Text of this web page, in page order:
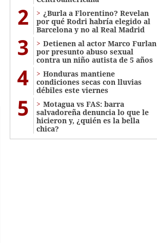
2
¿Burla a Florentino? Revelan
por qué Rodri habría elegido al
Barcelona y no al Real Madrid
3
Detienen al actor Marco Furlan
por presunto abuso sexual
contra un niño autista de 5 años
4
Honduras mantiene
condiciones secas con lluvias
débiles este viernes
5
Motagua vs FAS: barra
salvadoreña denuncia lo que le
hicieron y, ¿quién es la bella
chica?